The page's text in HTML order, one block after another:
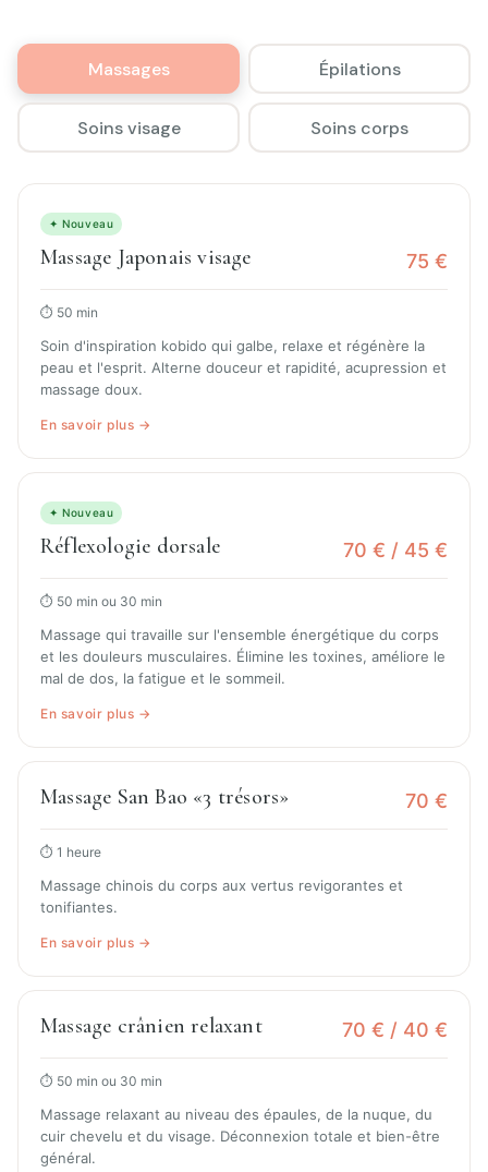
Massages Épilations
Soins visage Soins corps
✦ Nouveau
Massage Japonais visage 75 €
⏱ 50 min
Soin d'inspiration kobido qui galbe, relaxe et régénère la
peau et l'esprit. Alterne douceur et rapidité, acupression et
massage doux.
En savoir plus →
✦ Nouveau
Réflexologie dorsale 70 € / 45 €
⏱ 50 min ou 30 min
Massage qui travaille sur l'ensemble énergétique du corps
et les douleurs musculaires. Élimine les toxines, améliore le
mal de dos, la fatigue et le sommeil.
En savoir plus →
Massage San Bao «3 trésors» 70 €
⏱ 1 heure
Massage chinois du corps aux vertus revigorantes et
tonifiantes.
En savoir plus →
Massage crânien relaxant 70 € / 40 €
⏱ 50 min ou 30 min
Massage relaxant au niveau des épaules, de la nuque, du
cuir chevelu et du visage. Déconnexion totale et bien-être
général.